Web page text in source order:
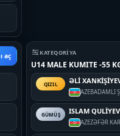
aç KATEQORIYA
U14 MALE KUMITE -55
QIZIL ƏLİ
AZEBADAMLI
GÜMÜŞ ISLAM QULİYEV
AZEZƏFƏR